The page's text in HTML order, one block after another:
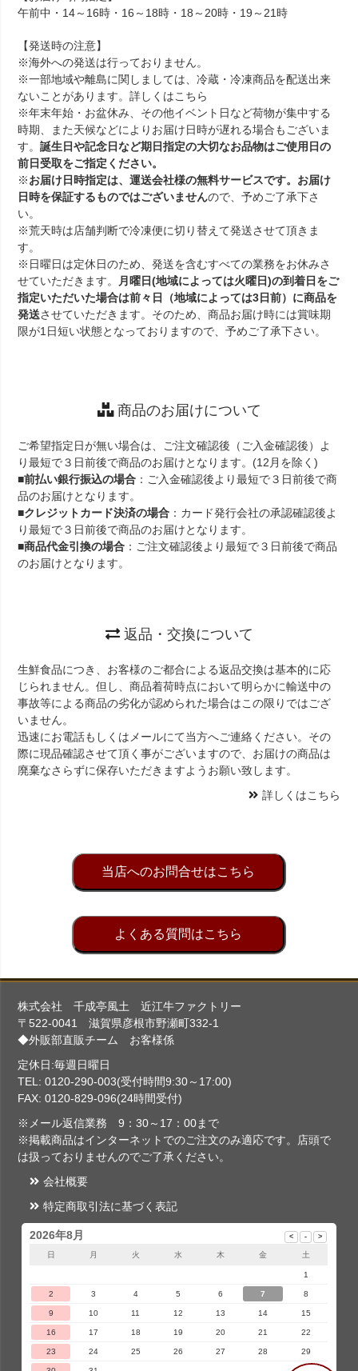
午前中・14～16時・16～18時・18～20時・19～21時
【発送時の注意】
※海外への発送は行っておりません。
※一部地域や離島に関しましては、冷蔵・冷凍商品を配送出来
ないことがあります。詳しくはこちら
※年末年始・お盆休み、その他イベント日など荷物が集中する
時期、また天候などによりお届け日時が遅れる場合もございま
す。誕生日や記念日など期日指定の大切なお品物はご使用日の
前日受取をご指定ください。
※お届け日時指定は、運送会社様の無料サービスです。お届け
日時を保証するものではございませんので、予めご了承下さ
い。
※荒天時は店舗判断で冷凍便に切り替えて発送させて頂きま
す。
※日曜日は定休日のため、発送を含むすべての業務をお休みさ
せていただきます。
月曜日(地域によっては火曜日)の到着日をご
指定いただいた場合は前々日（地域によっては3日前）に商品を
発送させていただきます。そのため、商品お届け時には賞味期
限が1日短い状態となっておりますので、予めご了承下さい。
商品のお届けについて
ご希望指定日が無い場合は、ご注文確認後（ご入金確認後）よ
り最短で３日前後で商品のお届けとなります。(12月を除く)
■前払い銀行振込の場合 ：ご入金確認後より最短で３日前後で商
品のお届けとなります。
■クレジットカード決済の場合 ：カード発行会社の承認確認後よ
り最短で３日前後で商品のお届けとなります。
■商品代金引換の場合 ：ご注文確認後より最短で３日前後で商品
のお届けとなります。
返品・交換について
生鮮食品につき、お客様のご都合による返品交換は基本的に応
じられません。但し、商品着荷時点において明らかに輸送中の
事故等による商品の劣化が認められた場合はこの限りではござ
いません。
迅速にお電話もしくはメールにて当方へご連絡ください。その
際に現品確認させて頂く事がございますので、お届けの商品は
廃棄なさらずに保存いただきますようお願い致します。
詳しくはこちら
当店へのお問合せはこちら
よくある質問はこちら
株式会社 千成亭風土 近江牛ファクトリー
〒522-0041 滋賀県彦根市野瀬町332-1
◆外販部直販チーム お客様係
定休日:毎週日曜日
TEL: 0120-290-003(受付時間9:30～17:00)
FAX: 0120-829-096(24時間受付)
※メール返信業務 9：30～17：00まで
※掲載商品はインターネットでのご注文のみ適応です。店頭で
は扱っておりませんのでご了承ください。
会社概要
特定商取引法に基づく表記
2026年8月
日 月 火 水 木 金 土
1
2 3 4 5 6 7 8
9 10 11 12 13 14 15
16 17 18 19 20 21 22
23 24 25 26 27 28 29